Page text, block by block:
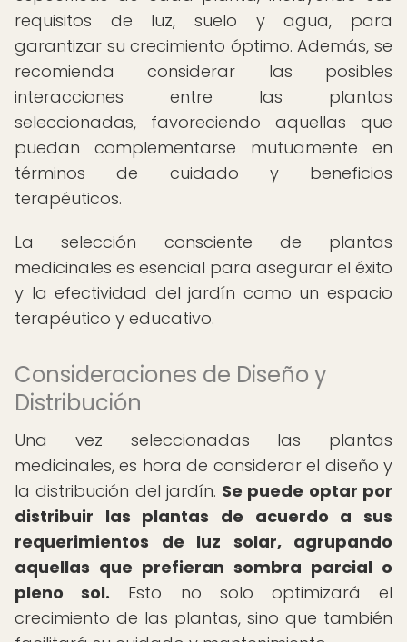
requisitos de luz, suelo y agua, para
garantizar su crecimiento óptimo. Además, se
recomienda considerar las posibles
interacciones entre las plantas
seleccionadas, favoreciendo aquellas que
puedan complementarse mutuamente en
términos de cuidado y beneficios
terapéuticos.
La selección consciente de plantas
medicinales es esencial para asegurar el éxito
y la efectividad del jardín como un espacio
terapéutico y educativo.
Consideraciones de Diseño y
Distribución
Una vez seleccionadas las plantas
medicinales, es hora de considerar el diseño y
la distribución del jardín. Se puede optar por
distribuir las plantas de acuerdo a sus
requerimientos de luz solar, agrupando
aquellas que prefieran sombra parcial o
pleno sol. Esto no solo optimizará el
crecimiento de las plantas, sino que también